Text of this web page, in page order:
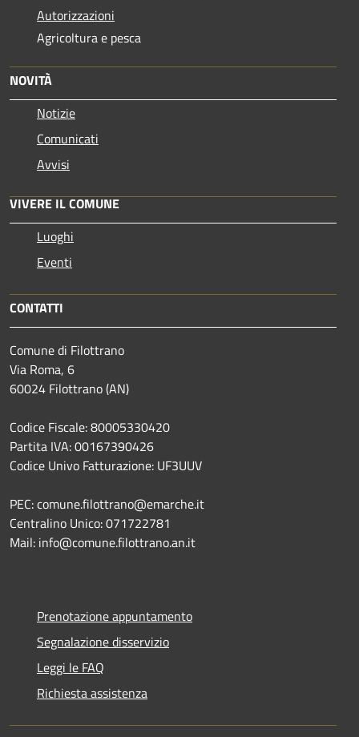
Autorizzazioni
Agricoltura e pesca
NOVITÀ
Notizie
Comunicati
Avvisi
VIVERE IL COMUNE
Luoghi
Eventi
CONTATTI
Comune di Filottrano
Via Roma, 6
60024 Filottrano (AN)
Codice Fiscale: 80005330420
Partita IVA: 00167390426
Codice Univo Fatturazione: UF3UUV
PEC: comune.filottrano@emarche.it
Centralino Unico: 071722781
Mail: info@comune.filottrano.an.it
Prenotazione appuntamento
Segnalazione disservizio
Leggi le FAQ
Richiesta assistenza